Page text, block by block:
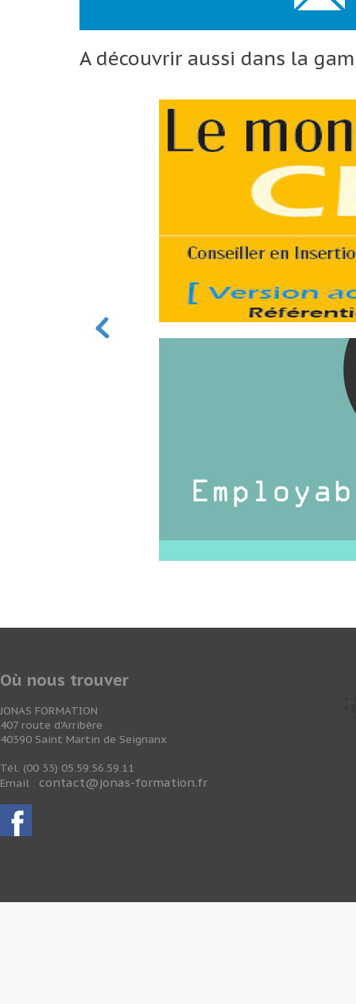
A découvrir aussi dans la
Où nous trouver
JONAS FORMATION
407 route d'Arribère
40390 Saint Martin de Seignanx
Tél. (00 33) 05.59.56.59.11
Email : contact@jonas-formation.fr